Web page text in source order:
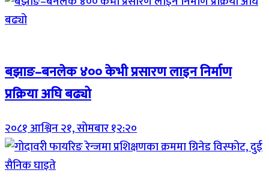
बझाङ–बनलेक ४०० केभी प्रसारण लाइन निर्माण
प्रक्रिया अघि बढ्यो
२०८१ आश्विन २१, सोमबार १२:२०